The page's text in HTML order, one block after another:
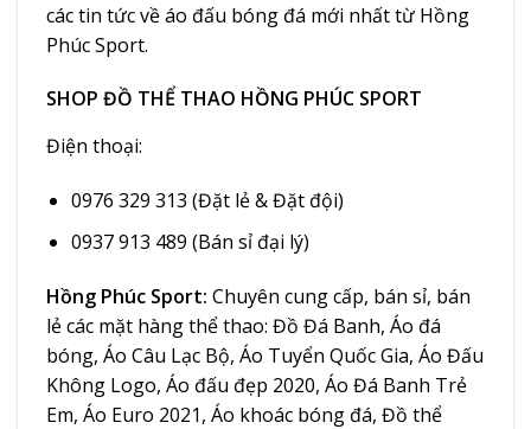
các tin tức về áo đấu bóng đá mới nhất từ Hồng
Phúc Sport.
SHOP ĐỒ THỂ THAO HỒNG PHÚC SPORT
Điện thoại:
0976 329 313 (Đặt lẻ & Đặt đội)
0937 913 489 (Bán sỉ đại lý)
Hồng Phúc Sport: Chuyên cung cấp, bán sỉ, bán
lẻ các mặt hàng thể thao: Đồ Đá Banh, Áo đá
bóng, Áo Câu Lạc Bộ, Áo Tuyển Quốc Gia, Áo Đấu
Không Logo, Áo đấu đẹp 2020, Áo Đá Banh Trẻ
Em, Áo Euro 2021, Áo khoác bóng đá, Đồ thể